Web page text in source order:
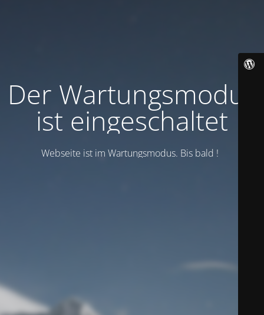
Der Wartungsmodus
ist eingeschaltet
Webseite ist im Wartungsmodus. Bis bald !